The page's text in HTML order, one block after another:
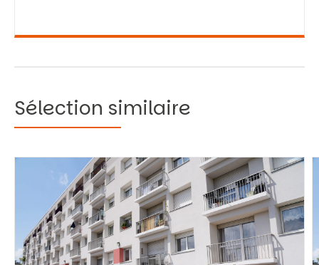
Sélection similaire